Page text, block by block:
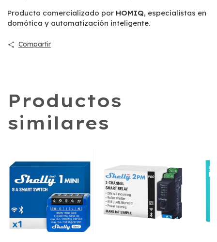
Producto comercializado por HOMIQ, especialistas en
domótica y automatización inteligente.
Compartir
Productos
similares